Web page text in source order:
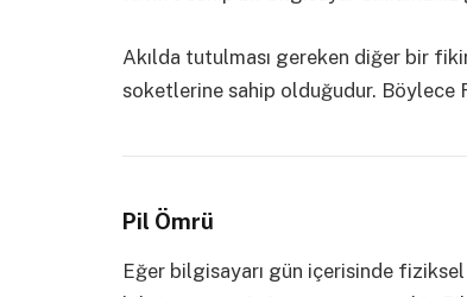
Akılda tutulması gereken diğer bir
soketlerine sahip olduğudur.
Pil Ömrü
Eğer bilgisayarı gün içerisinde fiziksel